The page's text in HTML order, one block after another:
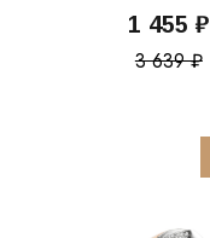
1 455 ₽
3 639 ₽